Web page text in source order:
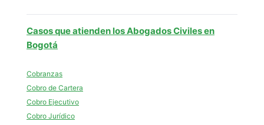
Casos que atienden los Abogados Civiles en
Bogotá
Cobranzas
Cobro de Cartera
Cobro Ejecutivo
Cobro Jurídico